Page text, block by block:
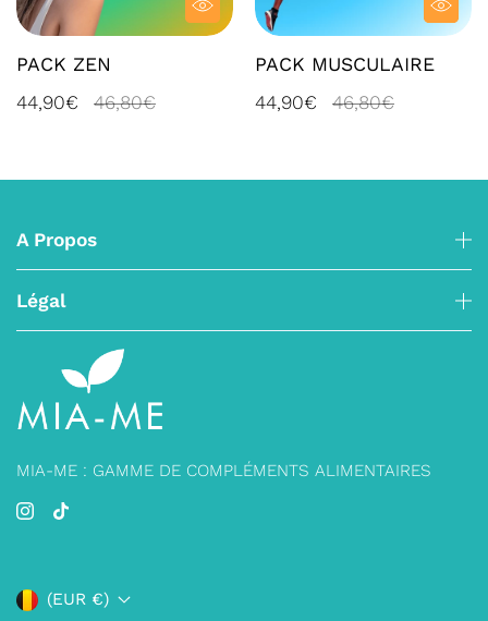
PACK ZEN
44,90€
46,80€
PACK MUSCULAIRE
44,90€
46,80€
A Propos
Légal
MIA-ME : GAMME DE COMPLÉMENTS ALIMENTAIRES
(EUR €)